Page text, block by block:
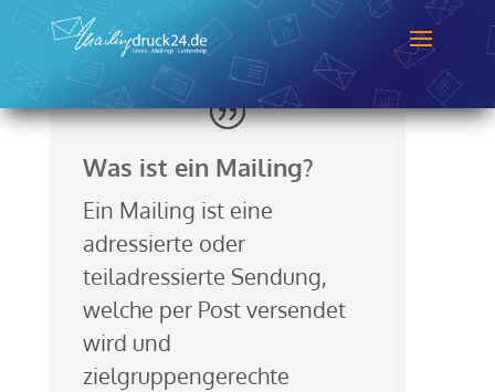
Was ist ein Mailing?
Ein Mailing ist eine
adressierte oder
teiladressierte Sendung,
welche per Post versendet
wird und
zielgruppengerechte